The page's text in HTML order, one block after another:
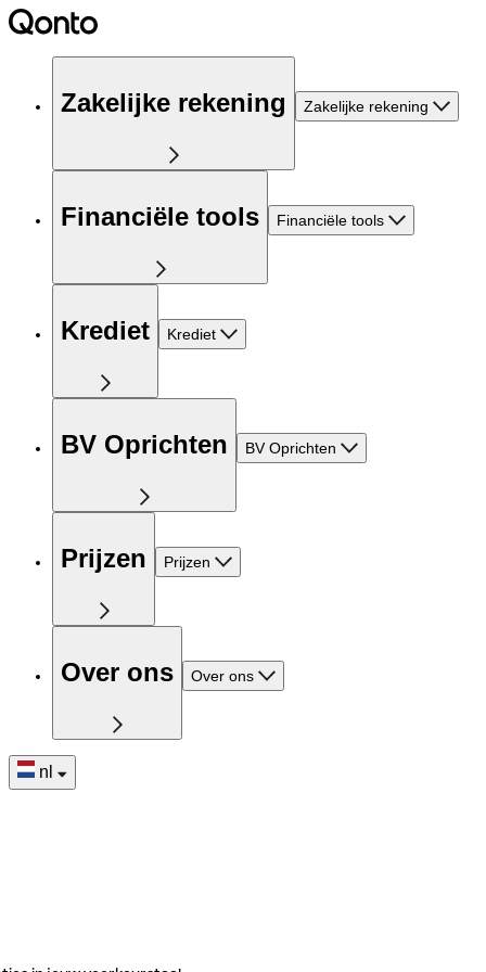
Zakelijke rekening Zakelijke rekening
Financiële tools Financiële tools
Krediet Krediet
BV Oprichten BV Oprichten
Prijzen Prijzen
Over ons Over ons
nl